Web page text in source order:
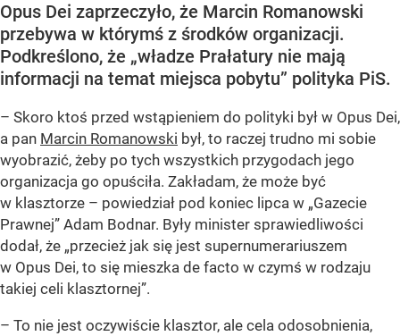
Opus Dei zaprzeczyło, że Marcin Romanowski
przebywa w którymś z środków organizacji.
Podkreślono, że „władze Prałatury nie mają
informacji na temat miejsca pobytu” polityka PiS.
– Skoro ktoś przed wstąpieniem do polityki był w Opus Dei,
a pan Marcin Romanowski był, to raczej trudno mi sobie
wyobrazić, żeby po tych wszystkich przygodach jego
organizacja go opuściła. Zakładam, że może być
w klasztorze – powiedział pod koniec lipca w „Gazecie
Prawnej” Adam Bodnar. Były minister sprawiedliwości
dodał, że „przecież jak się jest supernumerariuszem
w Opus Dei, to się mieszka de facto w czymś w rodzaju
takiej celi klasztornej”.
– To nie jest oczywiście klasztor, ale cela odosobnienia,